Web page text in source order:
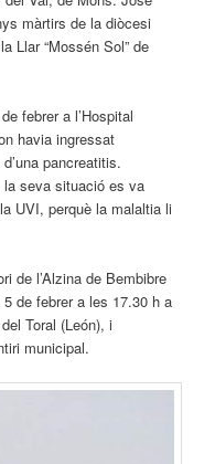
màrtirs de la diòcesi
Llar “Mossén Sol” de
febrer a l’Hospital
havia ingressat
pancreatitis.
la seva situació es va
UVI, perquè la malaltia li
de l’Alzina de Bembibre
de febrer a les 17.30 h a
Toral (León), i
municipal.